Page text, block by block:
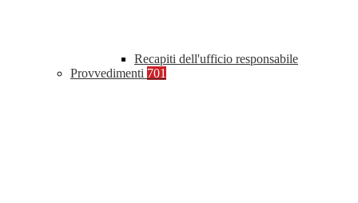
Recapiti dell'ufficio responsabile
Provvedimenti 701